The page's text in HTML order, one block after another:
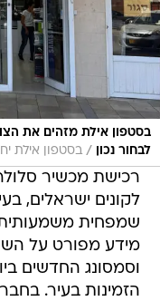
בסטפון אילת מזהים את
לבחור נכון
/ בסטפון אילת
רכישת מכשיר סלולר
לקונים ישראלים,
שמפחית
מידע מפורט על
וסמסונג החדשים
הזמינות בעיר.